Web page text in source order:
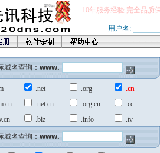
10年服务经验 完全品质
用户名:
名查询： www.
.net .org
.cn
.net.cn .org.cn
.cc
.biz .info .tv
名查询： www.